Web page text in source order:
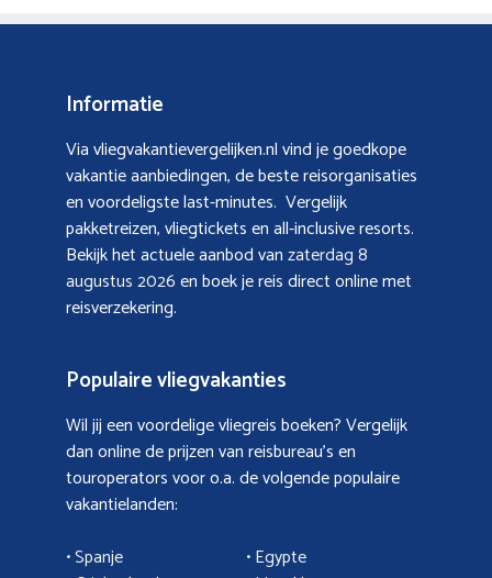
Informatie
Via vliegvakantievergelijken.nl vind je goedkope
vakantie aanbiedingen, de beste reisorganisaties
en voordeligste last-minutes. Vergelijk
pakketreizen, vliegtickets en all-inclusive resorts.
Bekijk het actuele aanbod vanzaterdag 8
augustus 2026en boek je reis direct online met
reisverzekering.
Populaire vliegvakanties
Wil jij een voordelige vliegreis boeken? Vergelijk
dan online de prijzen van reisbureau’s en
touroperators voor o.a. de volgende populaire
vakantielanden:
• Spanje
• Egypte